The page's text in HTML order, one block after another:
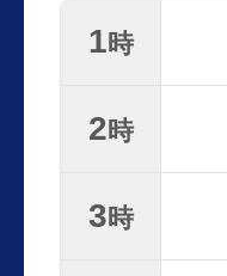
1時
2時
3時